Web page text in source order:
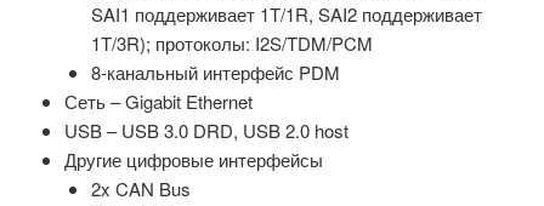
SAI1 поддерживает 1T/1R, SAI2 поддерживает
1T/3R); протоколы: I2S/TDM/PCM
8-канальный интерфейс PDM
Сеть – Gigabit Ethernet
USB – USB 3.0 DRD, USB 2.0 host
Другие цифровые интерфейсы
2x CAN Bus